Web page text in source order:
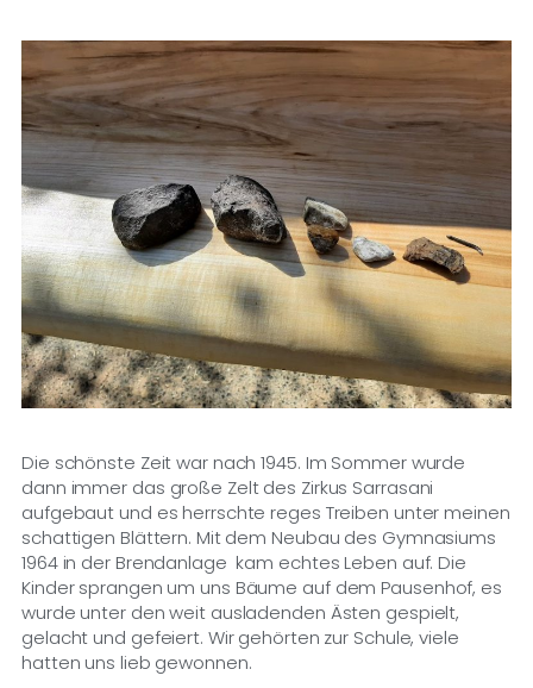
Die schönste Zeit war nach 1945. Im Sommer wurde
dann immer das große Zelt des Zirkus Sarrasani
aufgebaut und es herrschte reges Treiben unter meinen
schattigen Blättern. Mit dem Neubau des Gymnasiums
1964 in der Brendanlage kam echtes Leben auf. Die
Kinder sprangen um uns Bäume auf dem Pausenhof, es
wurde unter den weit ausladenden Ästen gespielt,
gelacht und gefeiert. Wir gehörten zur Schule, viele
hatten uns lieb gewonnen.